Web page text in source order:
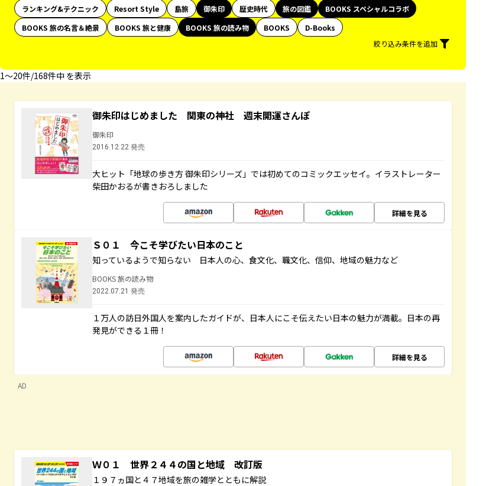
ランキング&テクニック
Resort Style 島旅 御朱印 歴史時代 旅の図鑑
BOOKS スペシャルコラボ
BOOKS 旅の名言＆絶景
BOOKS 旅と健康 BOOKS 旅の読み物 BOOKS
D-Books
絞り込み条件を追加
1〜20件/168件中 を表示
御朱印はじめました 関東の神社 週末開運さんぽ
御朱印
2016.12.22 発売
大ヒット「地球の歩き方 御朱印シリーズ」では初めてのコミックエッセイ。イラストレーター
柴田かおるが書きおろしました
詳細を見る
Ｓ０１ 今こそ学びたい日本のこと
知っているようで知らない 日本人の心、食文化、職文化、信仰、地域の魅力など
BOOKS 旅の読み物
2022.07.21 発売
１万人の訪日外国人を案内したガイドが、日本人にこそ伝えたい日本の魅力が満載。日本の再
発見ができる１冊！
詳細を見る
AD
Ｗ０１ 世界２４４の国と地域 改訂版
１９７ヵ国と４７地域を旅の雑学とともに解説